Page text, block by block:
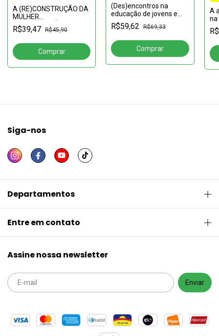
A (RE)CONSTRUÇÃO DA
MULHER
CONTEMPORÂNEA:Um
novo pensar sobre a
sociedade
R$39,47 R$45,90
(Des)encontros na
educação de jovens e
adultos: identidades,
políticas e práticas
R$59,62 R$69,33
A
na
Siga-nos
Departamentos
Entre em contato
Assine nossa newsletter